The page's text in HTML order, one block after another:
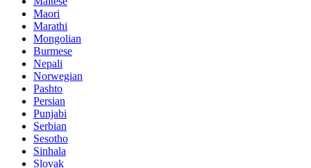
Maori
Marathi
Mongolian
Burmese
Nepali
Norwegian
Pashto
Persian
Punjabi
Serbian
Sesotho
Sinhala
Slovak